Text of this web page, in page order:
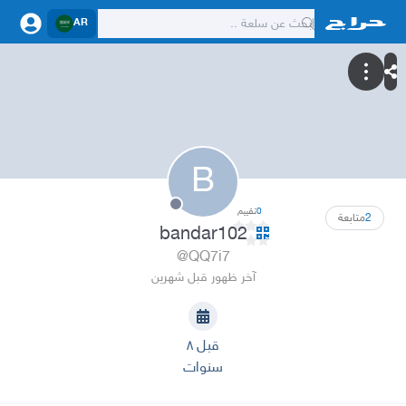
AR
B
2متابعة 0تقييم
bandar102
@QQ7i7
آخر ظهور قبل شهرين
قبل ٨
سنوات